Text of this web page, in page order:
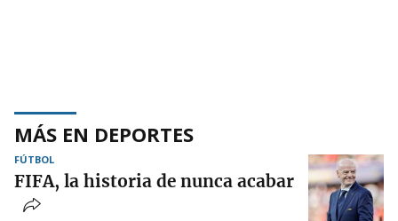
MÁS EN DEPORTES
FÚTBOL
FIFA, la historia de nunca acabar